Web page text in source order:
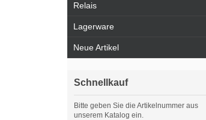
Relais
Lagerware
Neue Artikel
Schnellkauf
Bitte geben Sie die Artikelnummer aus
unserem Katalog ein.